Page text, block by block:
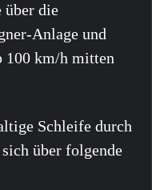
über die
Anlage und
100 km/h mitten
Schleife durch
über folgende